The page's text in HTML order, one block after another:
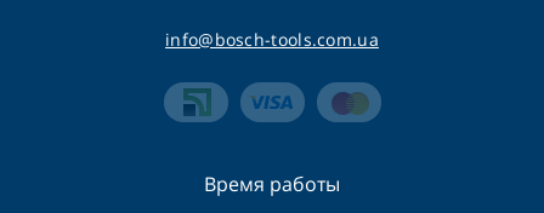
info@bosch-tools.com.ua
Время работы